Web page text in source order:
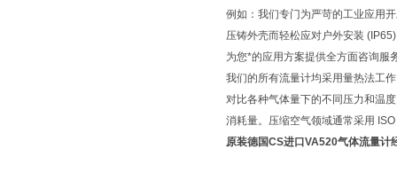
例如：我们专门为严苛的工业应用
压铸外壳而轻松应对户外安装
为您*的应用方案提供全方面咨询服
我们的所有流量计均采用量热法工
对比各种气体量下的不同压力和温
消耗量。压缩空气领域通常采用
原装德国CS进口VA520气体流量计